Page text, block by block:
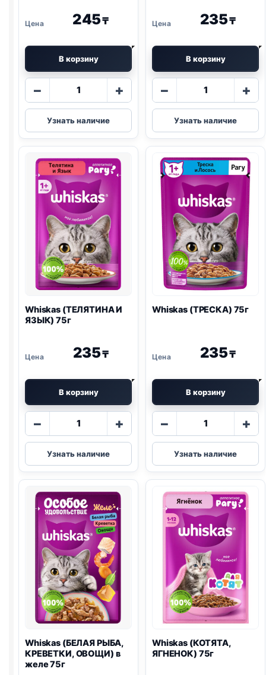
245₸
В корзину
−
Количество
Whiskas
(ЛОСОСЬ)
85г
+
Узнать наличие
235₸
В корзину
−
Количество
Whiskas
(КУРИЦА)
75г
+
Узнать наличие
Whiskas (ТЕЛЯТИНА И
ЯЗЫК) 75г
235₸
В корзину
−
Количество
Whiskas
(ТЕЛЯТИНА
И
75г
+
Узнать наличие
Whiskas (ТРЕСКА) 75г
235₸
В корзину
−
Количество
Whiskas
(ТРЕСКА)
75г
+
Узнать наличие
Whiskas (БЕЛАЯ РЫБА,
КРЕВЕТКИ, ОВОЩИ) в
желе 75г
Whiskas (КОТЯТА,
ЯГНЕНОК) 75г